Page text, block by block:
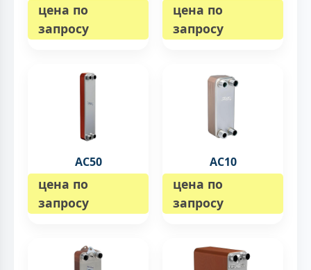
цена по
запросу
цена по
запросу
AC50
цена по
запросу
AC10
цена по
запросу